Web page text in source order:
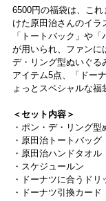
6500円の福袋は、こ
けた原田治さんのイラ
「トートバック」や
が用いられ、ファンに
デ・リング型ぬいぐる
アイテム5点、「ドー
ょっとスペシャルな福
＜セット内容＞
・ポン・デ・リング型
・原田治トートバッグ
・原田治ハンドタオル
・スケジュールン
・ドーナツに合うドリ
・ドーナツ引換カード